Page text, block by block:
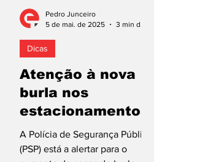
Atenção à nova
burla nos
estacionamentos
A Polícia de Segurança Pública
(PSP) está a alertar para o
Dicas
Pedro Junceiro
5 de mai. de 2025
3 min de leitura